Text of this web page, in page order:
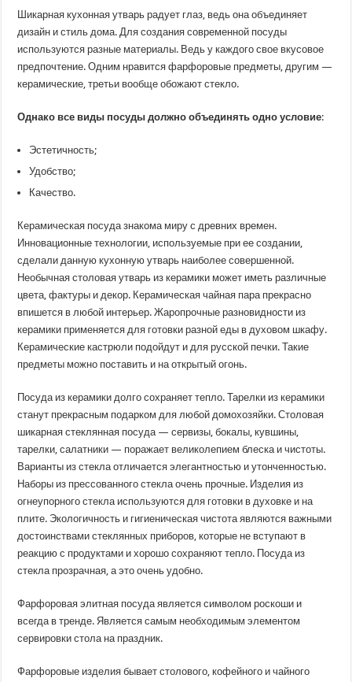
Шикарная кухонная утварь радует глаз, ведь она объединяет
дизайн и стиль дома. Для создания современной посуды
используются разные материалы. Ведь у каждого свое вкусовое
предпочтение. Одним нравится фарфоровые предметы, другим —
керамические, третьи вообще обожают стекло.
Однако все виды посуды должно объединять одно условие:
Эстетичность;
Удобство;
Качество.
Керамическая посуда знакома миру с древних времен.
Инновационные технологии, используемые при ее создании,
сделали данную кухонную утварь наиболее совершенной.
Необычная столовая утварь из керамики может иметь различные
цвета, фактуры и декор. Керамическая чайная пара прекрасно
впишется в любой интерьер. Жаропрочные разновидности из
керамики применяется для готовки разной еды в духовом шкафу.
Керамические кастрюли подойдут и для русской печки. Такие
предметы можно поставить и на открытый огонь.
Посуда из керамики долго сохраняет тепло. Тарелки из керамики
станут прекрасным подарком для любой домохозяйки. Столовая
шикарная стеклянная посуда — сервизы, бокалы, кувшины,
тарелки, салатники — поражает великолепием блеска и чистоты.
Варианты из стекла отличается элегантностью и утонченностью.
Наборы из прессованного стекла очень прочные. Изделия из
огнеупорного стекла используются для готовки в духовке и на
плите. Экологичность и гигиеническая чистота являются важными
достоинствами стеклянных приборов, которые не вступают в
реакцию с продуктами и хорошо сохраняют тепло. Посуда из
стекла прозрачная, а это очень удобно.
Фарфоровая элитная посуда является символом роскоши и
всегда в тренде. Является самым необходимым элементом
сервировки стола на праздник.
Фарфоровые изделия бывает столового, кофейного и чайного